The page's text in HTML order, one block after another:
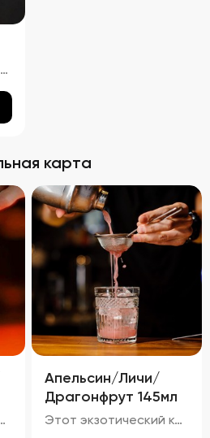
Яркий, выраженный аромат основного фрукта или ягоды, с дополнительными нотками других ингредиентов (например, ваниль, улун, барбарис). Вкус: Сбалансированный вкус, где основной акцент сделан на фруктовом или ягодном компоненте, с гармоничным дополнением других ингредиентов. Алкоголь должен быть хорошо интегрированным, не перебивая остальные вкусы. Текстура: Гладкая, без резкого спиртового послевкусия. Настойки должны быть достаточно крепкими, но при этом мягкими для питья.
карта
таких как ананас и маракуйя, с нотками карамели и сладости от леденцов, гармонично дополняется свежестью игристого вина.
Апельсин/Личи/
Драгонфрут 145мл
Этот экзотический коктейль привлекает внимание своим розово-оранжевым оттенком, полученным от сочетания апельсинового сока и драгонфрукта. Яркий аромат свежих тропических фруктов, таких как личи и драгонфрукт, гармонирует с лёгким цитрусовым ароматом апельсина и тонкими нотками джина с можжевельником.